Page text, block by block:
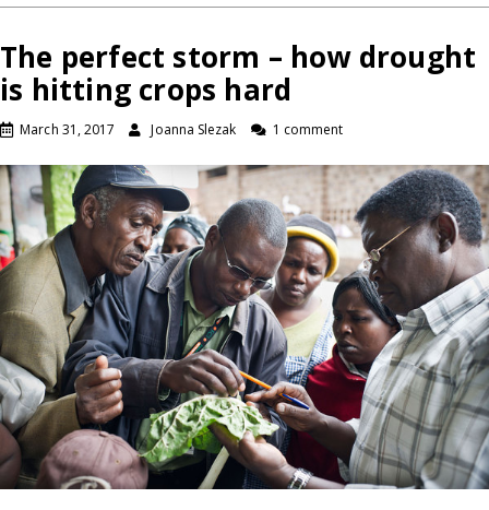
The perfect storm – how drought
is hitting crops hard
March 31, 2017 Joanna Slezak 1 comment